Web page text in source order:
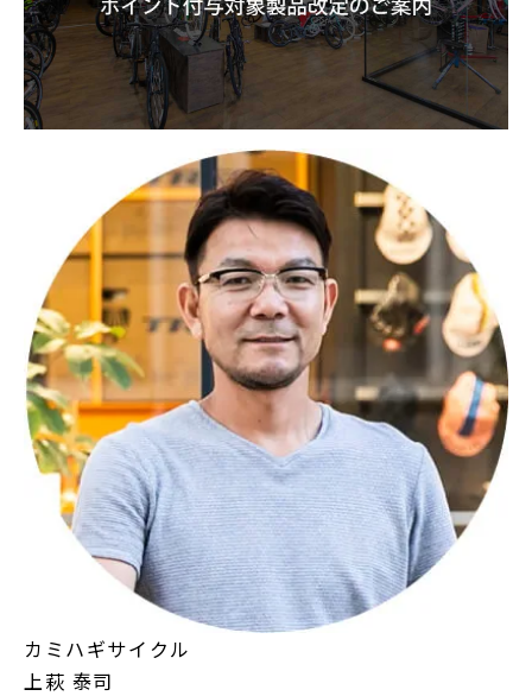
カミハギサイクル
上萩 泰司